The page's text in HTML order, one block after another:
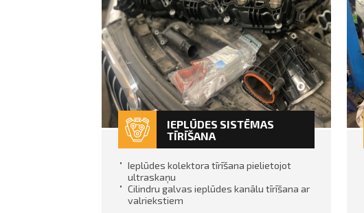
IEPLŪDES SISTĒMAS
TĪRĪŠANA
Ieplūdes kolektora tīrīšana pielietojot
ultraskaņu
Cilindru galvas ieplūdes kanālu tīrīšana ar
valriekstiem